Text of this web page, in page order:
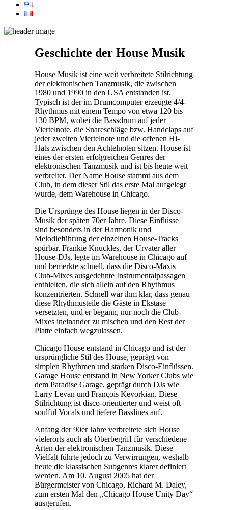
Geschichte der House Musik
House Musik ist eine weit verbreitete Stilrichtung
der elektronischen Tanzmusik, die zwischen
1980 und 1990 in den USA entstanden ist.
Typisch ist der im Drumcomputer erzeugte 4/4-
Rhythmus mit einem Tempo von etwa 120 bis
130 BPM, wobei die Bassdrum auf jeder
Viertelnote, die Snareschläge bzw. Handclaps auf
jeder zweiten Viertelnote und die offenen Hi-
Hats zwischen den Achtelnoten sitzen. House ist
eines der ersten erfolgreichen Genres der
elektronischen Tanzmusik und ist bis heute weit
verbreitet. Der Name House stammt aus dem
Club, in dem dieser Stil das erste Mal aufgelegt
wurde, dem Warehouse in Chicago.
Die Ursprünge des House liegen in der Disco-
Musik der späten 70er Jahre. Diese Einflüsse
sind besonders in der Harmonik und
Melodieführung der einzelnen House-Tracks
spürbar. Frankie Knuckles, der Urvater aller
House-DJs, legte im Warehouse in Chicago auf
und bemerkte schnell, dass die Disco-Maxis
Club-Mixes ausgedehnte Instrumentalpassagen
enthielten, die sich allein auf den Rhythmus
konzentrierten. Schnell war ihm klar, dass genau
diese Rhythmusteile die Gäste in Ekstase
versetzten, und er begann, nur noch die Club-
Mixes ineinander zu mischen und den Rest der
Platte einfach wegzulassen.
Chicago House entstand in Chicago und ist der
ursprüngliche Stil des House, geprägt von
simplen Rhythmen und starken Disco-Einflüssen.
Garage House entstand in New Yorker Clubs wie
dem Paradise Garage, geprägt durch DJs wie
Larry Levan und François Kevorkian. Diese
Stilrichtung ist disco-orientierter und weist oft
soulful Vocals und tiefere Basslines auf.
Anfang der 90er Jahre verbreitete sich House
vielerorts auch als Oberbegriff für verschiedene
Arten der elektronischen Tanzmusik. Diese
Vielfalt führte jedoch zu Verwirrungen, weshalb
heute die klassischen Subgenres klarer definiert
werden. Am 10. August 2005 hat der
Bürgermeister von Chicago, Richard M. Daley,
zum ersten Mal den „Chicago House Unity Day“
ausgerufen.